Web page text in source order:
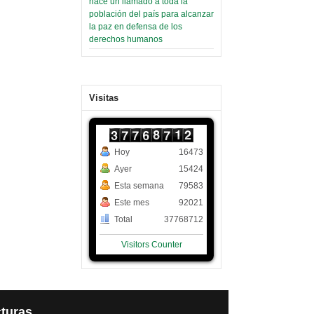
población del país para alcanzar
la paz en defensa de los
derechos humanos
Visitas
Hoy
Ayer
Esta semana
Este mes
Total
16473
15424
79583
92021
37768712
Visitors Counter